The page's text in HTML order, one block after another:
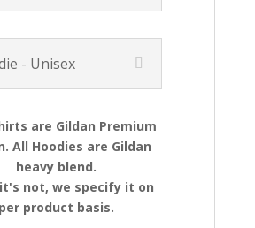
- Unisex
are Gildan Premium
All Hoodies are Gildan
heavy blend.
not, we specify it on
per product basis.